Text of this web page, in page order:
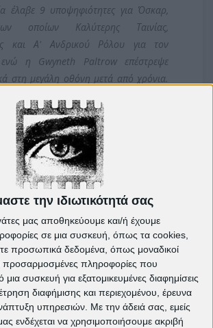
την ιδιωτικότητά σας
μας αποθηκεύουμε και/ή έχουμε
σε μια συσκευή, όπως τα cookies,
προσωπικά δεδομένα, όπως μοναδικοί
προσαρμοσμένες πληροφορίες που
συσκευή για εξατομικευμένες διαφημίσεις
διαφήμισης και περιεχομένου, έρευνα
υπηρεσιών. Με την άδειά σας, εμείς
ενδέχεται να χρησιμοποιήσουμε ακριβή
έλαβε 9 υποψηφιότητες για Όσκαρ,
οποίων Καλύτερης Ταινίας,
και Α' Ανδρικού Ρόλου για τον
η Gwyneth Paltrow επέστρεψε
στη μεγάλη οθόνη μετά από χρόνια.
Marty Reisman, προσφέροντας μια
στη Νέα Υόρκη της εποχής.